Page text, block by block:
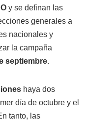
y se definan las
generales a
nacionales y
la campaña
septiembre.
haya dos
día de octubre y el
tanto, las